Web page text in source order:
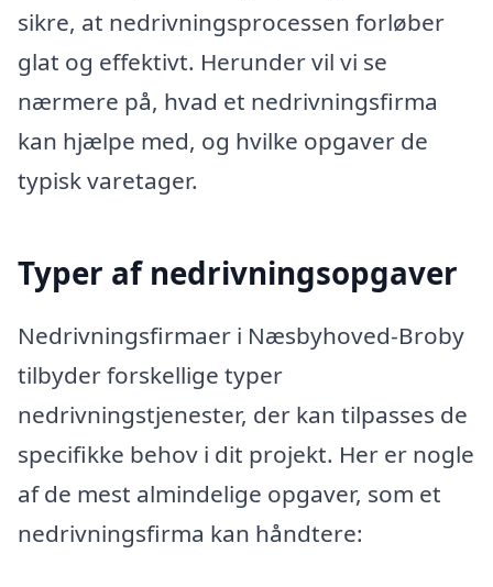
sikre, at nedrivningsprocessen forløber
glat og effektivt. Herunder vil vi se
nærmere på, hvad et nedrivningsfirma
kan hjælpe med, og hvilke opgaver de
typisk varetager.
Typer af nedrivningsopgaver
Nedrivningsfirmaer i Næsbyhoved-Broby
tilbyder forskellige typer
nedrivningstjenester, der kan tilpasses de
specifikke behov i dit projekt. Her er nogle
af de mest almindelige opgaver, som et
nedrivningsfirma kan håndtere: